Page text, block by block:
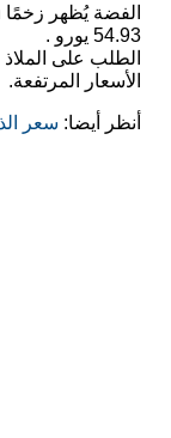
54.93 يورو .
الطلب على
الأسعار المرتفعة.
أنظر أيضا: سعر